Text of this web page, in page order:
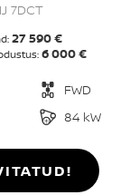
7DCT
27 590 €
6 000 €
FWD
84 kW